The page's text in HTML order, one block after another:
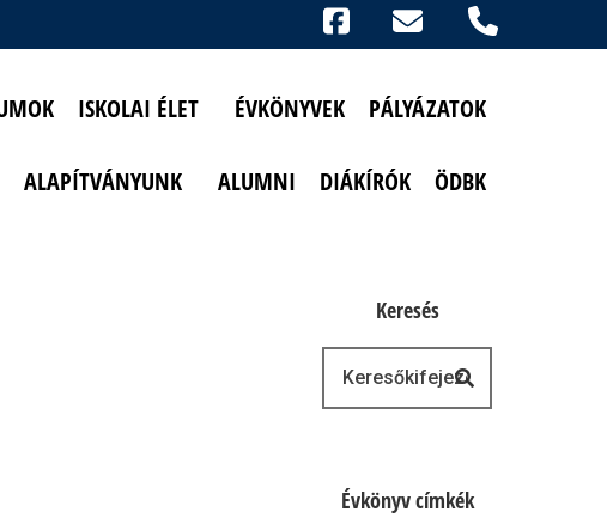
ISKOLAI ÉLET ÉVKÖNYVEK PÁLYÁZATOK
ALAPÍTVÁNYUNK ALUMNI DIÁKÍRÓK ÖDBK
Keresés
Évkönyv címkék